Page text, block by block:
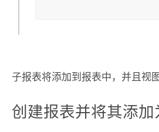
子报表将添加到报表中，并且视
创建报表并将其添加